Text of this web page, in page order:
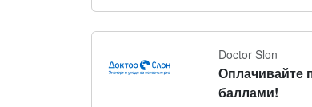
Doctor Slon
Оплачивайте
баллами!